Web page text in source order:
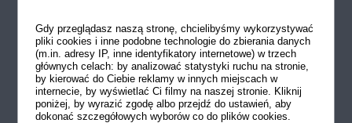
Gdy przeglądasz naszą stronę, chcielibyśmy wykorzystywać
pliki cookies i inne podobne technologie do zbierania danych
(m.in. adresy IP, inne identyfikatory internetowe) w trzech
głównych celach: by analizować statystyki ruchu na stronie,
by kierować do Ciebie reklamy w innych miejscach w
internecie, by wyświetlać Ci filmy na naszej stronie. Kliknij
poniżej, by wyrazić zgodę albo przejdź do ustawień, aby
dokonać szczegółowych wyborów co do plików cookies.